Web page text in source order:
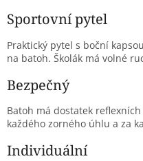
Sportovní pytel
Praktický pytel s boční
na batoh. Školák má volné
Bezpečný
Batoh má dostatek
každého zorného úhlu a za
Individuální